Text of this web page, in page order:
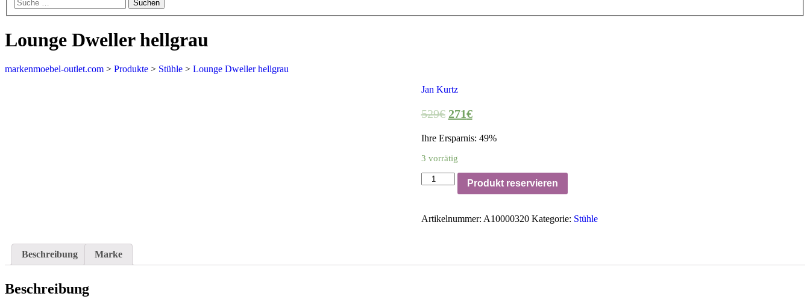
Lounge Dweller hellgrau
markenmoebel-outlet.com > Produkte > Stühle > Lounge Dweller hellgrau
Jan Kurtz
529€ 271€
Ihre Ersparnis: 49%
3 vorrätig
Produkt reservieren
Artikelnummer: A10000320 Kategorie: Stühle
Beschreibung Marke
Beschreibung